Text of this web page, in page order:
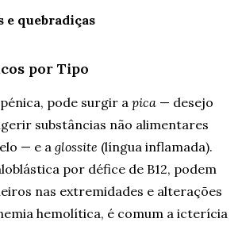
e quebradiças
por Tipo
pode surgir a pica — desejo
substâncias não alimentares
— e a glossite (língua inflamada).
por défice de B12, podem
nas extremidades e alterações
hemolítica, é comum a icterícia